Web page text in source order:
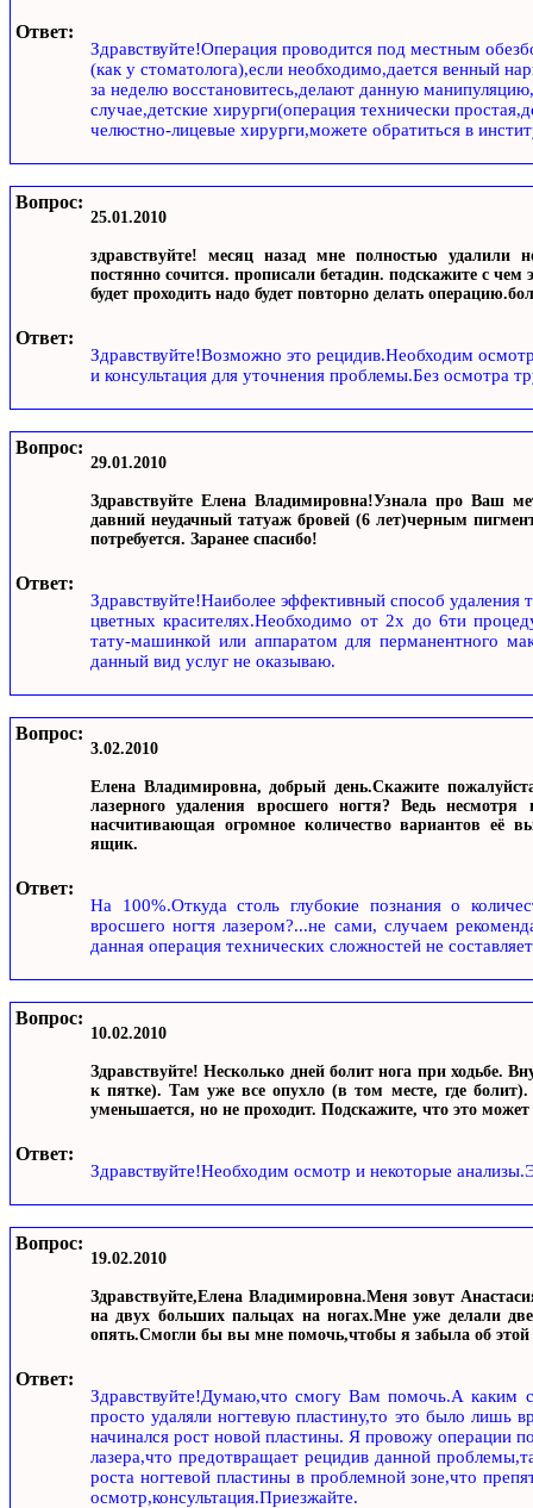
Ответ:
Здравствуйте!Операция проводится под местным
(как у стоматолога),если необходимо,дается венный
за неделю восстановитесь,делают данную
случае,детские хирурги(операция технически
челюстно-лицевые хирурги,можете обратиться в
Вопрос:
25.01.2010
здравствуйте! месяц назад мне полностью удалили
постянно сочится. прописали бетадин. подскажите с чем
будет проходить надо будет повторно делать
Ответ:
Здравствуйте!Возможно это рецидив.Необходим
и консультация для уточнения проблемы.Без осмотра
Вопрос:
29.01.2010
Здравствуйте Елена Владимировна!Узнала про Ваш
давний неудачный татуаж бровей (6 лет)черным
потребуется. Заранее спасибо!
Ответ:
Здравствуйте!Наиболее эффективный способ
цветных красителях.Необходимо от 2х до 6ти
тату-машинкой или аппаратом для перманентного
данный вид услуг не оказываю.
Вопрос:
3.02.2010
Елена Владимировна, добрый день.Скажите
лазерного удаления вросшего ногтя? Ведь
насчитивающая огромное количество вариантов её
ящик.
Ответ:
На 100%.Откуда столь глубокие познания о
вросшего ногтя лазером?...не сами, случаем
данная операция технических сложностей не составляет
Вопрос:
10.02.2010
Здравствуйте! Несколько дней болит нога при ходьбе.
к пятке). Там уже все опухло (в том месте, где
уменьшается, но не проходит. Подскажите, что это
Ответ:
Здравствуйте!Необходим осмотр и некоторые
Вопрос:
19.02.2010
Здравствуйте,Елена Владимировна.Меня зовут
на двух больших пальцах на ногах.Мне уже делали
опять.Смогли бы вы мне помочь,чтобы я забыла об этой
Ответ:
Здравствуйте!Думаю,что смогу Вам помочь.А каким
просто удаляли ногтевую пластину,то это было
начинался рост новой пластины. Я провожу операции
лазера,что предотвращает рецидив данной
роста ногтевой пластины в проблемной зоне,что
осмотр,консультация.Приезжайте.